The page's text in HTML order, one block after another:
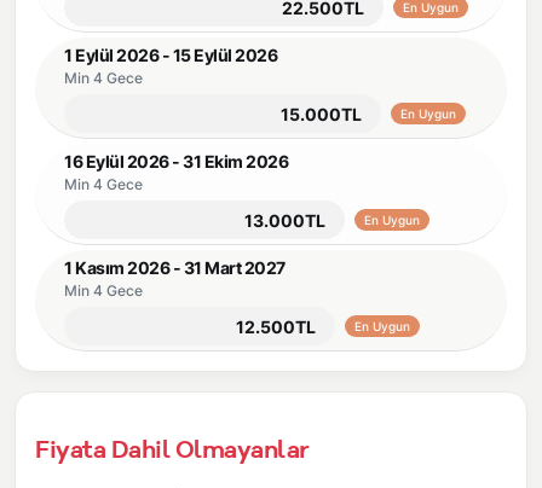
22.500TL En Uygun
1 Eylül 2026 - 15 Eylül 2026
Min 4 Gece
15.000TL En Uygun
16 Eylül 2026 - 31 Ekim 2026
Min 4 Gece
13.000TL En Uygun
1 Kasım 2026 - 31 Mart 2027
Min 4 Gece
12.500TL En Uygun
Fiyata Dahil Olmayanlar